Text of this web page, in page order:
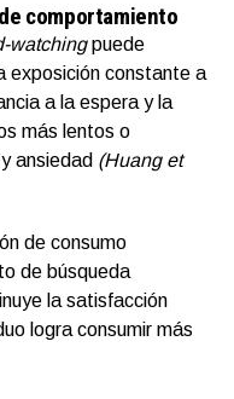
comportamiento
watchingpuede
exposición constante a
a la espera y la
más lentos o
ansiedad (Huang et
de consumo
de búsqueda
la satisfacción
logra consumir más